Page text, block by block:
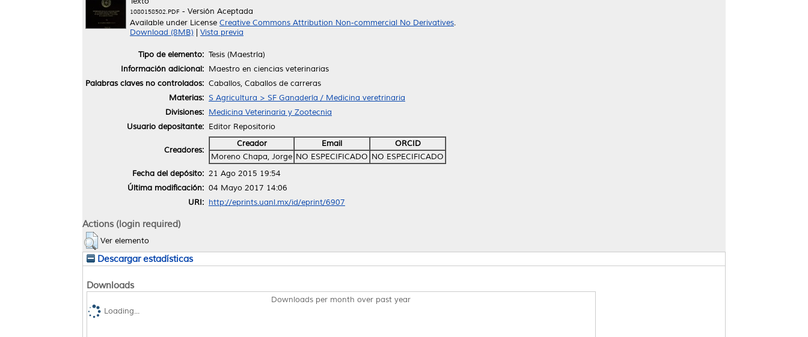
1080158502.PDF - Versión Aceptada
Available under License Creative Commons Attribution Non-commercial No Derivatives.
Download (8MB)
Vista previa
Tipo de elemento: Tesis (Maestría)
Información adicional: Maestro en ciencias veterinarias
Palabras claves no controlados: Caballos, Caballos de carreras
Materias: S Agricultura > SF Ganadería / Medicina veretrinaria
Divisiones: Medicina Veterinaria y Zootecnia
Usuario depositante: Editor Repositorio
Creadores:
Creador Email
ORCID
Moreno Chapa, Jorge NO ESPECIFICADO NO ESPECIFICADO
Fecha del depósito: 21 Ago 2015 19:54
Última modificación: 04 Mayo 2017 14:06
URI: http://eprints.uanl.mx/id/eprint/6907
Actions (login required)
Ver elemento
Descargar estadísticas
Downloads
Downloads per month over past year
Loading...